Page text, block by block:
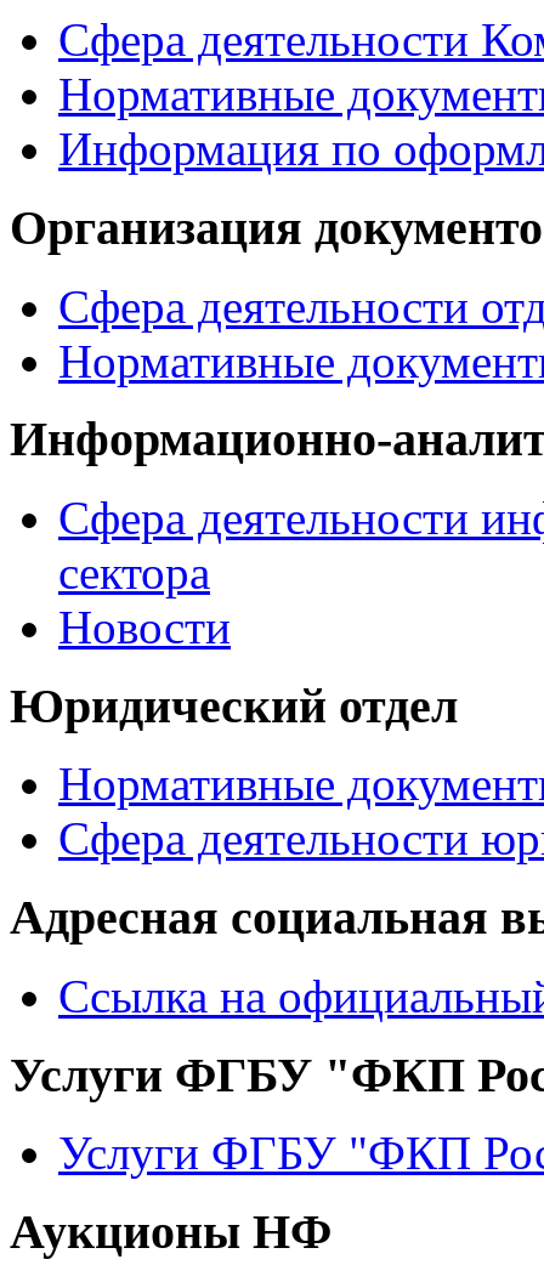
Сфера деятельности
Нормативные
Информация по
Организация
Сфера деятельности
Нормативные
Информационно-
Сфера деятельности
сектора
Новости
Юридический отдел
Нормативные
Сфера деятельности
Адресная социальная
Ссылка на
Услуги ФГБУ "ФКП
Услуги ФГБУ "ФКП
Аукционы НФ